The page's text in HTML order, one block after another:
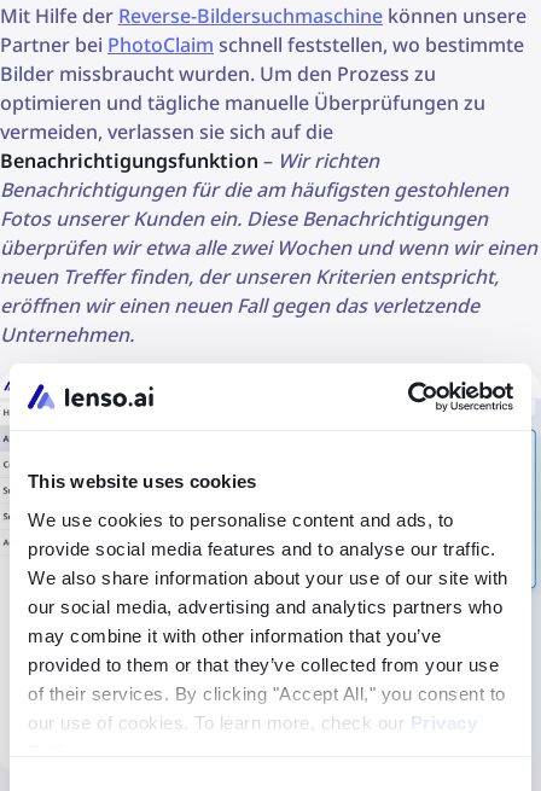
This website uses cookies
We use cookies to personalise content and ads, to
provide social media features and to analyse our traffic.
We also share information about your use of our site with
our social media, advertising and analytics partners who
may combine it with other information that you’ve
provided to them or that they’ve collected from your use
of their services. By clicking "Accept All," you consent to
our use of cookies. To learn more, check our Privacy
Mit Hilfe der Reverse-Bildersuchmaschine können unsere
Partner bei PhotoClaim schnell feststellen, wo bestimmte
Bilder missbraucht wurden. Um den Prozess zu
optimieren und tägliche manuelle Überprüfungen zu
vermeiden, verlassen sie sich auf die
Benachrichtigungsfunktion – Wir richten
Benachrichtigungen für die am häufigsten gestohlenen
Fotos unserer Kunden ein. Diese Benachrichtigungen
überprüfen wir etwa alle zwei Wochen und wenn wir einen
neuen Treffer finden, der unseren Kriterien entspricht,
eröffnen wir einen neuen Fall gegen das verletzende
Unternehmen.